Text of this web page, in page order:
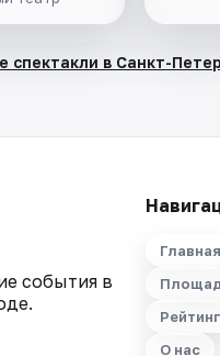
спектакли в Санкт-
события в
Главная
О нас